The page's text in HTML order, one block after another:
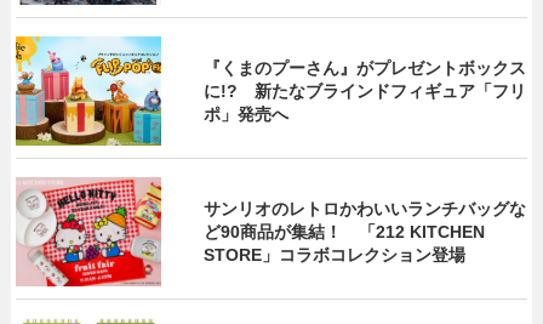
『くまのプーさん』がプレゼントボックス
に!? 新たなブラインドフィギュア「フリ
ポ」発売へ
サンリオのレトロかわいいランチバッグな
ど90商品が集結！ 「212 KITCHEN
STORE」コラボコレクション登場